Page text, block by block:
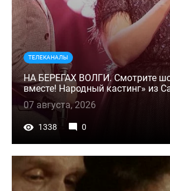
ТЕЛЕКАНАЛЫ
НА БЕРЕГАХ ВОЛГИ. Смотрите
вместе! Народный кастинг» из
07 августа, 2026
1338 0